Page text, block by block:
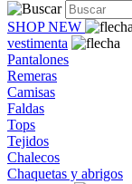
SHOP NEW
vestimenta
Pantalones
Remeras
Camisas
Faldas
Tops
Tejidos
Chalecos
Chaquetas y abrigos